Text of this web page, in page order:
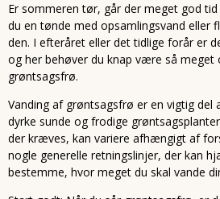
Er sommeren tør, går der meget god
du en tønde med opsamlingsvand eller
den. I efteråret eller det tidlige forår er
og her behøver du knap være så meget
grøntsagsfrø.
Vanding af grøntsagsfrø er en vigtig del
dyrke sunde og frodige
der kræves, kan variere afhængigt af
nogle generelle retningslinjer, der kan
bestemme, hvor meget du skal vande